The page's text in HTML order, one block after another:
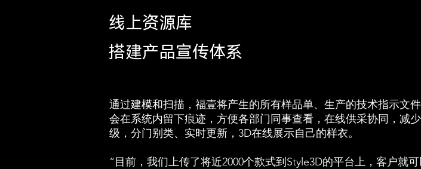
线上资源库
搭建产品宣传体系
通过建模和扫描，福壹将产生的所有样品单、生产的技术指示文
会在系统内留下痕迹，方便各部门同事查看，在线供采协同，减
级，分门别类、实时更新，3D在线展示自己的样衣。
“目前，我们上传了将近2000个款式到Style3D的平台上，客户就